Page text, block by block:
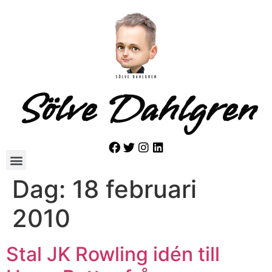
Sölve Dahlgren
Dag: 18 februari
2010
Stal JK Rowling idén till